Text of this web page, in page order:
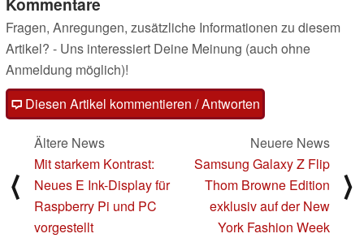
Fragen, Anregungen, zusätzliche Informationen zu diesem
Artikel? - Uns interessiert Deine Meinung (auch ohne
Anmeldung möglich)!
Diesen Artikel kommentieren / Antworten
⟨
Ältere News
Mit starkem Kontrast:
Neues E Ink-Display für
Raspberry Pi und PC
vorgestellt
Neuere News
Samsung Galaxy Z Flip
Thom Browne Edition
exklusiv auf der New
York Fashion Week
⟩